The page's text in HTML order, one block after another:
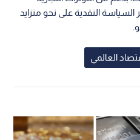
النقدية على نحو متزايد
العالمي